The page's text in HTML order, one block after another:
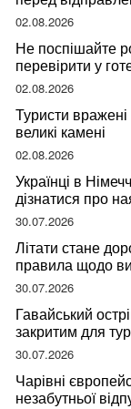
02.08.2026
Не поспішайте
перевірити у
мандрівниці
02.08.2026
Туристи
великі камені
02.08.2026
Українці в
дізнатися про
30.07.2026
Літати стане
правила щодо
30.07.2026
Гавайський
закритим для
відвідувачів
30.07.2026
Чарівні
незабутньої